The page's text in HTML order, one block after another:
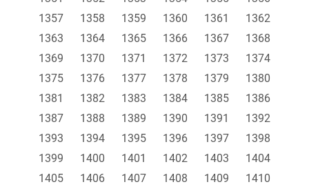
1357
1358 1359 1360 1361
1362
1363
1364 1365 1366 1367
1368
1369
1370 1371 1372 1373
1374
1375
1376 1377 1378 1379
1380
1381
1382 1383 1384 1385
1386
1387
1388 1389 1390 1391
1392
1393
1394 1395 1396 1397
1398
1399
1400 1401 1402 1403
1404
1405
1406 1407 1408 1409
1410